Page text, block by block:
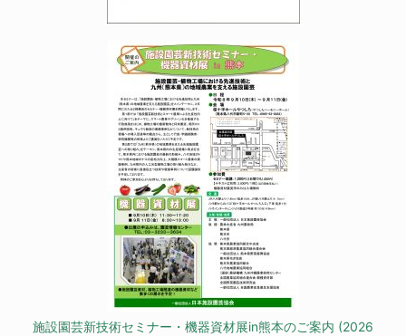
施設園芸新技術セミナー・機器資材展in熊本のご案内 (2026